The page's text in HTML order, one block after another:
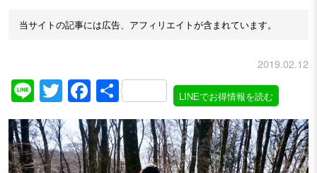
当サイトの記事には広告、アフィリエイトが含まれています。
2019.02.12
LineTwitter
Facebook
共
有
LINEでお得情報を読む